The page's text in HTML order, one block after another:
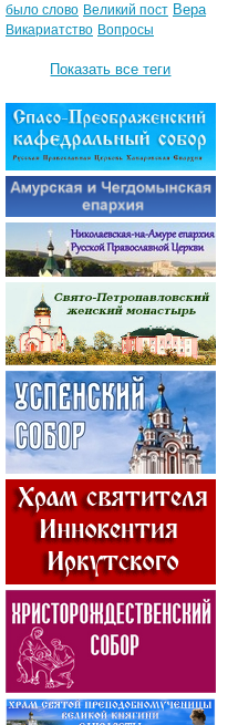
было слово Великий пост Вера
Викариатство Вопросы
Показать все теги